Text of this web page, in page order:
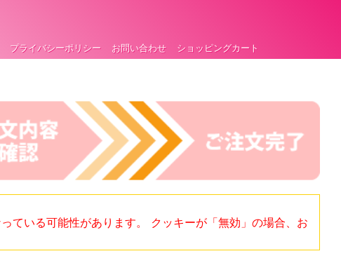
プライバシーポリシー お問い合わせ ショッピングカート
ている可能性があります。 クッキーが「無効」の場合、お